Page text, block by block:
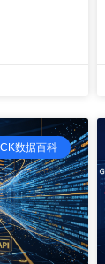
数据百科